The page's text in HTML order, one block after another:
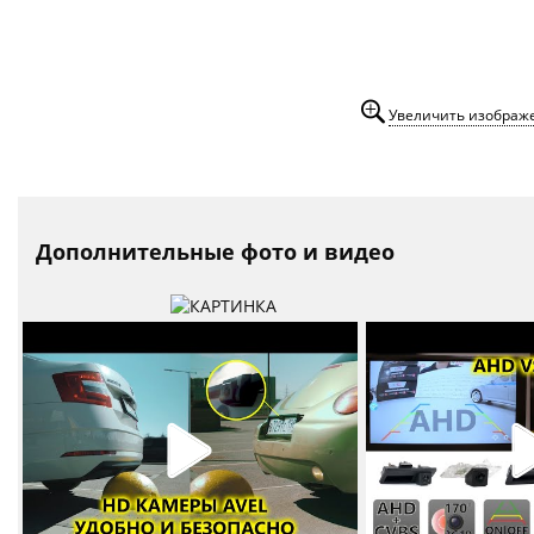
Увеличить
Дополнительные фото и видео